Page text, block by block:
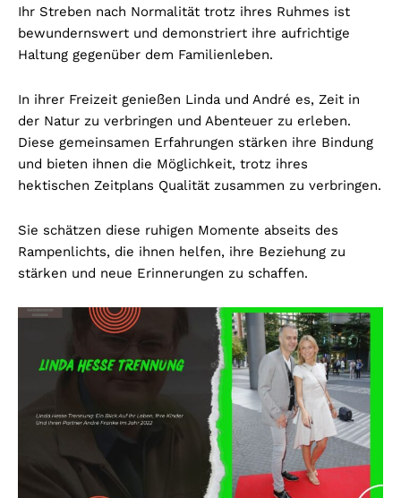
Ihr Streben nach Normalität trotz ihres Ruhmes ist
bewundernswert und demonstriert ihre aufrichtige
Haltung gegenüber dem Familienleben.
In ihrer Freizeit genießen Linda und André es, Zeit in
der Natur zu verbringen und Abenteuer zu erleben.
Diese gemeinsamen Erfahrungen stärken ihre Bindung
und bieten ihnen die Möglichkeit, trotz ihres
hektischen Zeitplans Qualität zusammen zu verbringen.
Sie schätzen diese ruhigen Momente abseits des
Rampenlichts, die ihnen helfen, ihre Beziehung zu
stärken und neue Erinnerungen zu schaffen.